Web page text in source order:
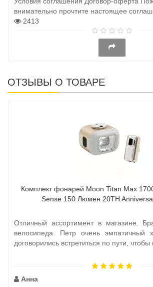
внимательно прочтите настоящее соглаш..
2413
ОТЗЫВЫ О ТОВАРЕ
Комплект фонарей Moon Titan Max
Sense 150 Люмен 20TH
Отличный ассортимент в магазине.
велосипеда. Петр очень эмпатичный
договорились встретиться по пути, чтобы
Анна